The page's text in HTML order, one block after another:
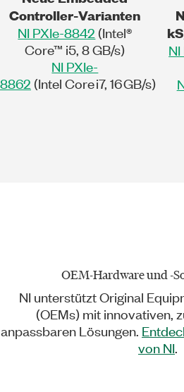
Controller-Varianten
NI PXIe-8842 (Intel®
Core™ i5, 8 GB/s)
NI PXIe-
8862 (Intel Core i7, 16 GB/s)
OEM-Hardware und -
NI unterstützt Original
(OEMs) mit innovativen,
anpassbaren Lösungen.
von NI